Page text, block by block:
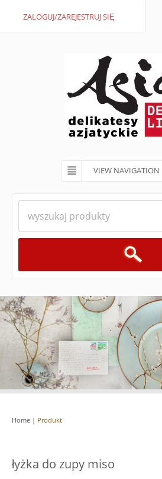
VIEW NAVIGATION
ZALOGUJ/ZAREJESTRUJ SIĘ
Home | Produkt
łyżka do zupy miso